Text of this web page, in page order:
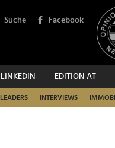
Suche Facebook
LINKEDIN EDITION AT
LEADERS INTERVIEWS
SUCHEN